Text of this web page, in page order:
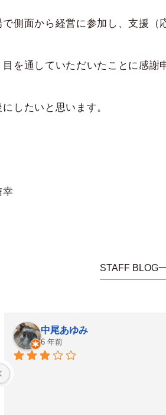
側面から経営に参加し、支援（
を通していただいたことに感謝
したいと思います。
STAFF BLOG
中尾あゆみ
6 年前